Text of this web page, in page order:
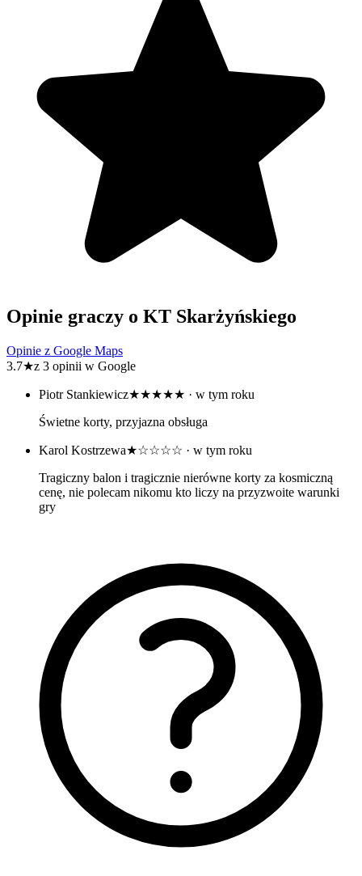
Opinie graczy o KT Skarżyńskiego
Opinie z Google Maps
3.7★z 3 opinii w Google
Piotr Stankiewicz★★★★★ · w tym roku
Świetne korty, przyjazna obsługa
Karol Kostrzewa★☆☆☆☆ · w tym roku
Tragiczny balon i tragicznie nierówne korty za kosmiczną
cenę, nie polecam nikomu kto liczy na przyzwoite warunki
gry